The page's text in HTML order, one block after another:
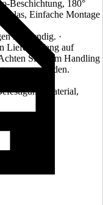
Beschichtung, 180°
Einfache Montage
notwendig. ·
Lieferumfang auf
Sie beim Handling
zu vermeiden.